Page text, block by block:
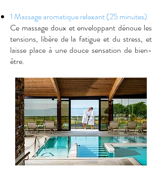
1 Massage aromatique relaxant (25 minutes)
Ce massage doux et enveloppant dénoue les
tensions, libère de la fatigue et du stress, et
laisse place à une douce sensation de bien-
être.